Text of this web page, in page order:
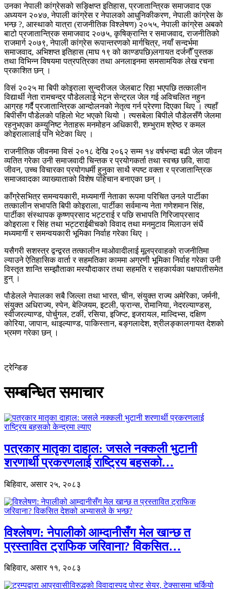
उनका नेपाली कांग्रेसको सङ्क्षिप्त इतिहास, प्रजातान्त्रिक समाजवाद एक
अध्ययन २०४७, नेपाली कांग्रेस र नेपालको आधुनिकीकरण, नेपाली कांग्रेस के
भन्छ ?, आस्थाको यात्रा (राजनीतिक विश्लेषण) २०५५, नेपाली कांग्रेस अबको
बाटो प्रजातान्त्रिक समाजवाद २०७५, कृषिक्रान्ति र समाजवाद, राजनीतिको
राजमार्ग २०७९, नेपाली कांग्रेस रूपान्तरणको मार्गचित्र, नयाँ सन्दर्भमा
समाजवाद, अभिशप्त इतिहास (माघ १९ को काण्डपछि)लगायत दर्जनौँ पुस्तक
तथा विभिन्न विषयमा पत्रपत्रिका तथा अनलाइनमा समसामयिक लेख रचना
प्रकाशित छन् ।
विसं २०२५ मा बिपी कोइराला सुन्दरीजल जेलबाट रिहा भएपछि तत्कालीन
विद्यार्थी नेता रामचन्द्र पौडेललाई भेट्न सेन्ट्रल जेल गई अविचलित नहुन
आग्रह गर्दै प्रजातान्त्रिक आन्दोलनको नेतृत्व गर्न प्रेरणा दिएका थिए । त्यहाँ
बिपीसँग पौडेलको पहिलो भेट भएको थियो । त्यसबेला बिपीले पौडेलसँगै जेलमा
रहनुभएका कम्युनिष्ट नेताहरू मनमोहन अधिकारी, शम्भुराम श्रेष्ठ र कमल
कोइरालालाई पनि भेटेका थिए ।
राजनीतिक जीवनमा विसं २०१८ देखि २०६२ सम्म १४ वर्षभन्दा बढी जेल जीवन
व्यतित गरेका उनी समाजवादी चिन्तक र प्रयोगकर्ता तथा स्वच्छ छवि, सादा
जीवन, उच्च विचारका प्रयोगधर्मी हुनुका साथै स्पष्ट वक्ता र प्रजातान्त्रिक
समाजवादका व्याख्याताको विशेष पहिचान बनाएका छन् ।
काँग्रेसभित्र समन्वयकारी, मध्यमार्गी नेताका रूपमा परिचित उनले पार्टीका
तत्कालीन सभापति बिपी कोइराला, पार्टीका सर्वमान्य नेता गणेशमान सिंह,
पार्टीका संस्थापक कृष्णप्रसाद भट्टराई र पछि सभापति गिरिजाप्रसाद
कोइराला र सिंह तथा भट्टराईबीचको विवाद तथा मनमुटाव मिलाउन संधैं
मध्यमार्गी र समन्वयकारी भूमिका निर्वाह गरेका थिए ।
यसैगरी सशस्त्र द्वन्द्वरत तत्कालीन माओवादीलाई मूलप्रवाहको राजनीतिमा
ल्याउने ऐतिहासिक वार्ता र सहमतिका काममा अग्रणी भूमिका निर्वाह गरेका उनी
विस्तृत शान्ति सम्झौताका मस्यौदाकार तथा सहमति र सहकार्यका पक्षपातीसमेत
हुन् ।
पौडेलले नेपालका सबै जिल्ला तथा भारत, चीन, संयुक्त राज्य अमेरिका, जर्मनी,
संयुक्त अधिराज्य, स्पेन, बेल्जियम, इटली, फ्रान्स, रोमानिया, नेदरल्याण्डस्,
स्वीजरल्याण्ड, पोर्चुगल, टर्की, रसिया, इजिप्ट, इजरायल, माल्दिभ्स, दक्षिण
कोरिया, जापान, थाइल्याण्ड, पाकिस्तान, बङ्गलादेश, श्रीलङ्कालगायत देशको
भ्रमण गरेका छन् ।
ट्रेन्डिङ
सम्बन्धित समाचार
पत्रकार मातृका दाहाल: जसले नक्कली भुटानी
शरणार्थी प्रकरणलाई राष्ट्रिय बहसको…
बिहिवार, असार २५, २०८३
विश्लेषण: नेपालीको आम्दानीसँग मेल खान्छ त
प्रस्तावित ट्राफिक जरिवाना? विकसित…
बिहिवार, असार ११, २०८३